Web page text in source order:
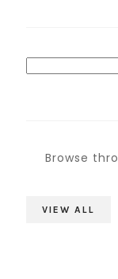
Browse
VIEW ALL